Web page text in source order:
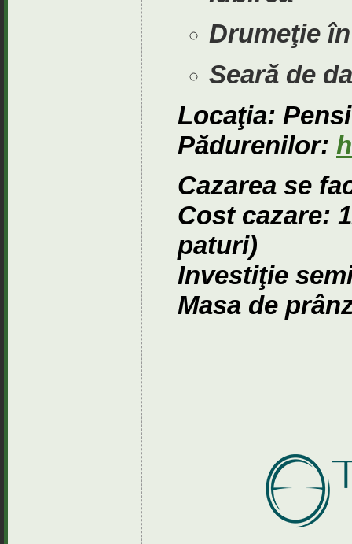
Drumeţie
Seară de
Locaţia:
Pădurenilor:
Cazarea se
Cost cazare:
paturi)
Investiţie
Masa de